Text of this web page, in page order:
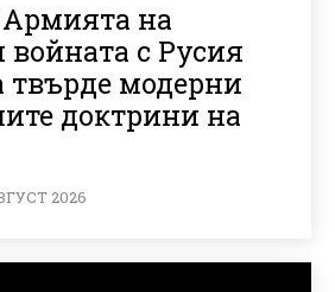
на
войната с Русия
твърде модерни
доктрини на
2026